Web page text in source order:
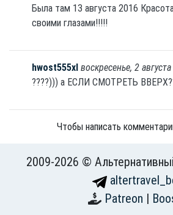
Была там 13 августа 2016
своими глазами!!!!!
hwost555xl воскресенье, 2
????))) а ЕСЛИ СМОТРЕТЬ
Чтобы написать
2009-2026 ©
Patreon |